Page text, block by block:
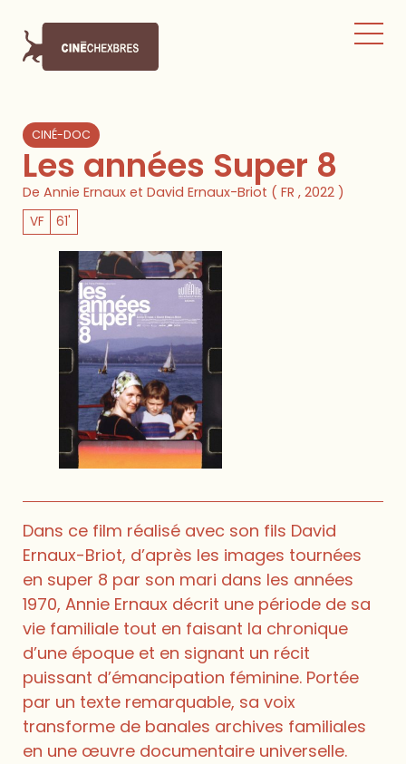
CINÉ-DOC
Les années Super 8
De Annie Ernaux et David Ernaux-Briot ( FR , 2022 )
VF 61'
Dans ce film réalisé avec son fils David
Ernaux-Briot, d’après les images tournées
en super 8 par son mari dans les années
1970, Annie Ernaux décrit une période de sa
vie familiale tout en faisant la chronique
d’une époque et en signant un récit
puissant d’émancipation féminine. Portée
par un texte remarquable, sa voix
transforme de banales archives familiales
en une œuvre documentaire universelle.